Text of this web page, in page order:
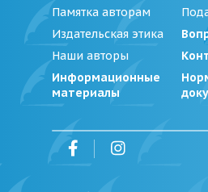
Памятка авторам
Издательская этика
Наши авторы
Информационные
материалы